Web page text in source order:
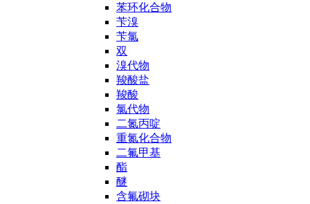
苯环化合物
苄溴
苄氯
双
溴代物
羧酸盐
羧酸
氯代物
二氮丙啶
重氮化合物
二氟甲基
酯
醚
含氟砌块